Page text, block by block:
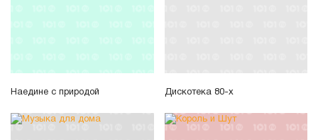
Наедине с природой Дискотека 80-х